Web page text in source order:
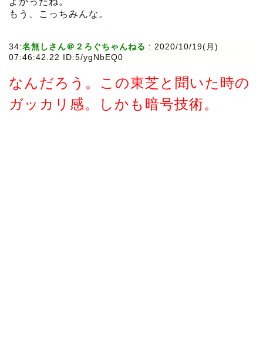
もう、こっちみんな。
34:名無しさん＠２ろぐちゃんねる : 2020/10/19(月)
07:46:42.22 ID:5/ygNbEQ0
なんだろう。この東芝と聞いた時の
ガッカリ感。しかも暗号技術。